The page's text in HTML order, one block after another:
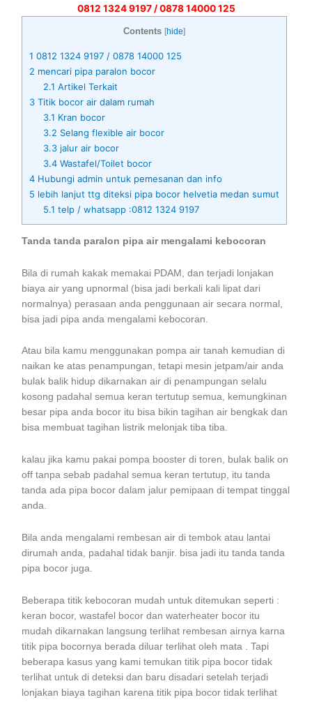
0812 1324 9197 / 0878 14000 125
Contents [hide]
1 0812 1324 9197 / 0878 14000 125
2 mencari pipa paralon bocor
2.1 Artikel Terkait
3 Titik bocor air dalam rumah
3.1 Kran bocor
3.2 Selang flexible air bocor
3.3jalur air bocor
3.4Wastafel/Toilet bocor
4 Hubungi admin untuk pemesanan dan info
5 lebih lanjut ttg diteksi pipa bocor helvetia medan sumut
5.1 telp / whatsapp :0812 1324 9197
Tanda tanda paralon pipa air mengalami kebocoran
Bila di rumah kakak memakai PDAM, dan terjadi lonjakan
biaya air yang upnormal (bisa jadi berkali kali lipat dari
normalnya) perasaan anda penggunaan air secara normal,
bisa jadi pipa anda mengalami kebocoran.
Atau bila kamu menggunakan pompa air tanah kemudian di
naikan ke atas penampungan, tetapi mesin jetpam/air anda
bulak balik hidup dikarnakan air di penampungan selalu
kosong padahal semua keran tertutup semua, kemungkinan
besar pipa anda bocor itu bisa bikin tagihan air bengkak dan
bisa membuat tagihan listrik melonjak tiba tiba.
kalau jika kamu pakai pompa booster di toren, bulak balik on
off tanpa sebab padahal semua keran tertutup, itu tanda
tanda ada pipa bocor dalam jalur pemipaan di tempat tinggal
anda.
Bila anda mengalami rembesan air di tembok atau lantai
dirumah anda, padahal tidak banjir. bisa jadi itu tanda tanda
pipa bocor juga.
Beberapa titik kebocoran mudah untuk ditemukan seperti :
keran bocor, wastafel bocor dan waterheater bocor itu
mudah dikarnakan langsung terlihat rembesan airnya karna
titik pipa bocornya berada diluar terlihat oleh mata . Tapi
beberapa kasus yang kami temukan titik pipa bocor tidak
terlihat untuk di deteksi dan baru disadari setelah terjadi
lonjakan biaya tagihan karena titik pipa bocor tidak terlihat